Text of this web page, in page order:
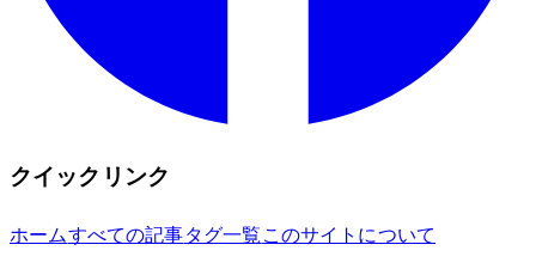
クイックリンク
ホームすべての記事タグ一覧 このサイトについて